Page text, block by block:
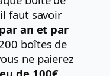
faut savoir
an et par
boîtes de
ne paierez